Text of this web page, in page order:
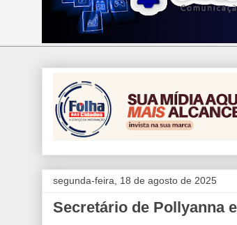
segunda-feira, 18 de agosto de 2025
Secretário de Pollyanna